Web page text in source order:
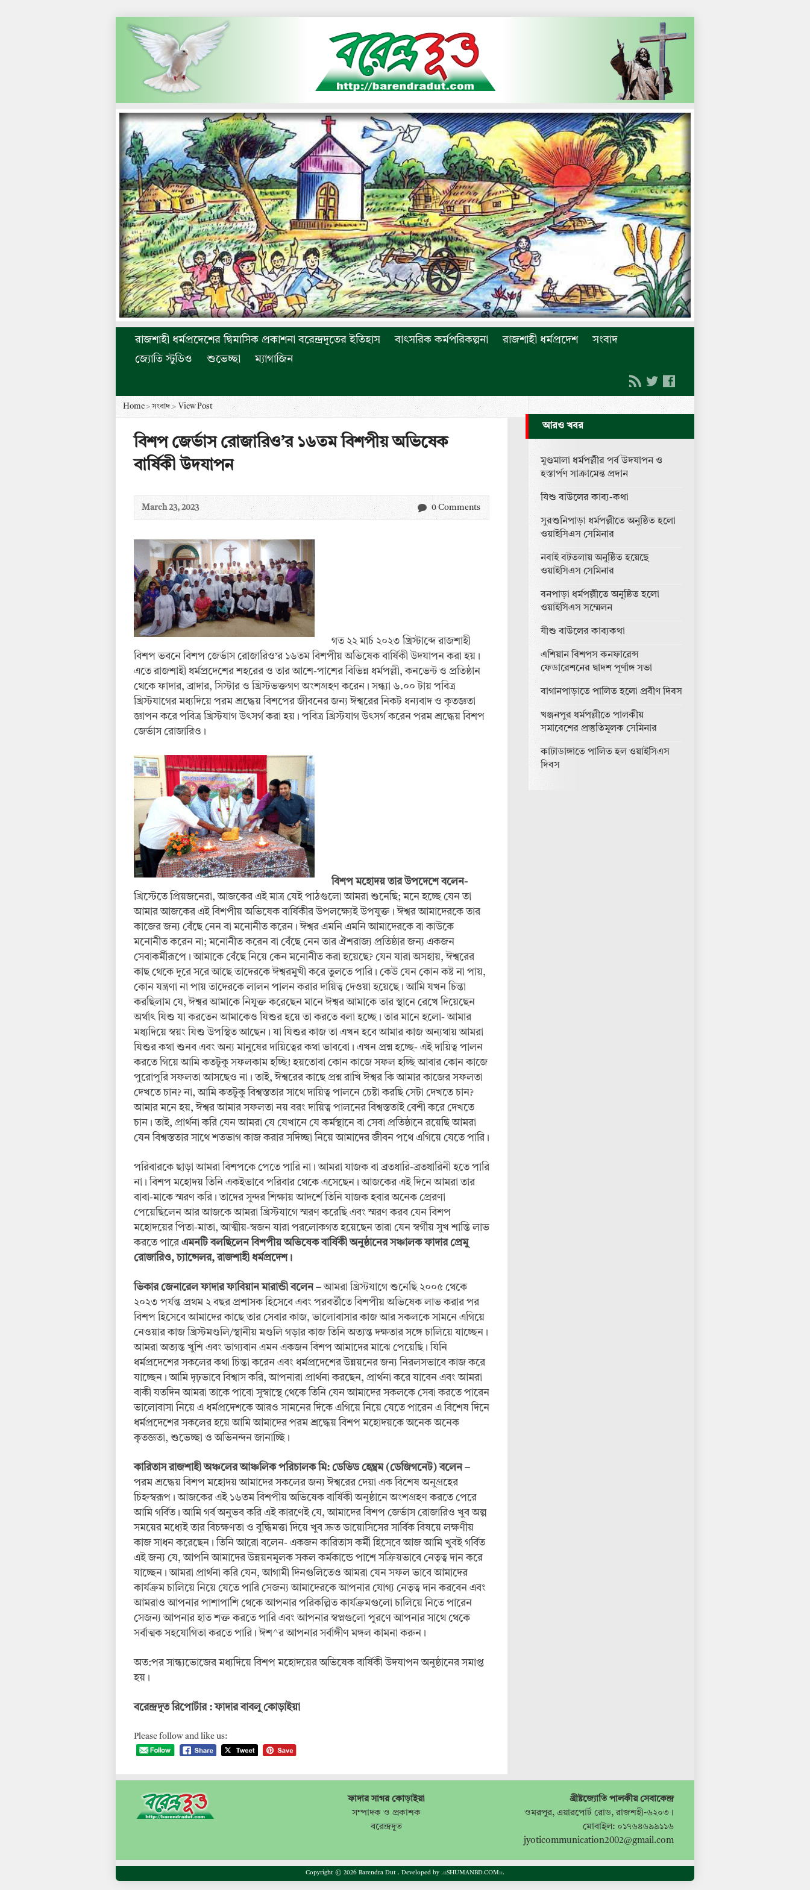
রাজশাহী ধর্মপ্রদেশের দ্বিমাসিক প্রকাশনা বরেন্দ্রদূতের ইতিহাস বাৎসরিক কর্মপরিকল্পনা রাজশাহী ধর্মপ্রদেশ
সংবাদ
জ্যোতি স্টুডিও
শুভেচ্ছা ম্যাগাজিন
Home >সংবাদ> View Post
বিশপ জের্ভাস রোজারিও’র ১৬তম বিশপীয় অভিষেক
বার্ষিকী উদযাপন
March 23, 2023 0 Comments
গত ২২ মার্চ ২০২৩ খ্রিস্টাব্দে রাজশাহী
বিশপ ভবনে বিশপ জের্ভাস রোজারিও’র ১৬তম বিশপীয় অভিষেক বার্ষিকী উদযাপন করা হয়।
এতে রাজশাহী ধর্মপ্রদেশের শহরের ও তার আশে-পাশের বিভিন্ন ধর্মপল্লী, কনভেন্ট ও প্রতিষ্ঠান
থেকে ফাদার, ব্রাদার, সিস্টার ও খ্রিস্টভক্তগণ অংশগ্রহণ করেন। সন্ধ্যা ৬.০০ টায় পবিত্র
খ্রিস্টযাগের মধ্যদিয়ে পরম শ্রদ্ধেয় বিশপের জীবনের জন্য ঈশ্বরের নিকট ধন্যবাদ ও কৃতজ্ঞতা
জ্ঞাপন করে পবিত্র খ্রিস্টযাগ উৎসর্গ করা হয়। পবিত্র খ্রিস্টযাগ উৎসর্গ করেন পরম শ্রদ্ধেয় বিশপ
জের্ভাস রোজারিও।
বিশপ মহোদয় তার উপদেশে বলেন-
খ্রিস্টেতে প্রিয়জনেরা, আজকের এই মাত্র যেই পাঠগুলো আমরা শুনেছি; মনে হচ্ছে যেন তা
আমার আজকের এই বিশপীয় অভিষেক বার্ষিকীর উপলক্ষ্যেই উপযুক্ত। ঈশ্বর আমাদেরকে তার
কাজের জন্য বেঁছে নেন বা মনোনীত করেন। ঈশ্বর এমনি এমনি আমাদেরকে বা কাউকে
মনোনীত করেন না; মনোনীত করেন বা বেঁছে নেন তার ঐশরাজ্য প্রতিষ্ঠার জন্য একজন
সেবাকর্মীরূপে। আমাকে বেঁছে নিয়ে কেন মনোনীত করা হয়েছে? যেন যারা অসহায়, ঈশ্বরের
কাছ থেকে দূরে সরে আছে তাদেরকে ঈশ্বরমুখী করে তুলতে পারি। কেউ যেন কোন কষ্ট না পায়,
কোন যন্ত্রণা না পায় তাদেরকে লালন পালন করার দায়িত্ব দেওয়া হয়েছে। আমি যখন চিন্তা
করছিলাম যে, ঈশ্বর আমাকে নিযুক্ত করেছেন মানে ঈশ্বর আমাকে তার স্থানে রেখে দিয়েছেন
অর্থাৎ যিশু যা করতেন আমাকেও যিশুর হয়ে তা করতে বলা হচ্ছে। তার মানে হলো- আমার
মধ্যদিয়ে স্বয়ং যিশু উপস্থিত আছেন। যা যিশুর কাজ তা এখন হবে আমার কাজ অন্যথায় আমরা
যিশুর কথা শুনব এবং অন্য মানুষের দায়িত্বের কথা ভাববো। এখন প্রশ্ন হচ্ছে- এই দায়িত্ব পালন
করতে গিয়ে আমি কতটুকু সফলকাম হচ্ছি! হয়তোবা কোন কাজে সফল হচ্ছি আবার কোন কাজে
পুরোপুরি সফলতা আসছেও না। তাই, ঈশ্বরের কাছে প্রশ্ন রাখি ঈশ্বর কি আমার কাজের সফলতা
দেখতে চান? না, আমি কতটুকু বিশ্বস্ততার সাথে দায়িত্ব পালনে চেষ্টা করছি সেটা দেখতে চান?
আমার মনে হয়, ঈশ্বর আমার সফলতা নয় বরং দায়িত্ব পালনের বিশ্বস্ততাই বেশী করে দেখতে
চান। তাই, প্রার্থনা করি যেন আমরা যে যেখানে যে কর্মস্থানে বা সেবা প্রতিষ্ঠানে রয়েছি আমরা
যেন বিশ্বস্ততার সাথে শতভাগ কাজ করার সদিচ্ছা নিয়ে আমাদের জীবন পথে এগিয়ে যেতে পারি।
পরিবারকে ছাড়া আমরা বিশপকে পেতে পারি না। আমরা যাজক বা ব্রতধারি-ব্রতধারিনী হতে পারি
না। বিশপ মহোদয় তিনি একইভাবে পরিবার থেকে এসেছেন। আজকের এই দিনে আমরা তার
বাবা-মাকে স্মরণ করি। তাদের সুন্দর শিক্ষায় আদর্শে তিনি যাজক হবার অনেক প্রেরণা
পেয়েছিলেন আর আজকে আমরা খ্রিস্টযাগে স্মরণ করেছি এবং স্মরণ করব যেন বিশপ
মহোদয়ের পিতা-মাতা, আত্মীয়-স্বজন যারা পরলোকগত হয়েছেন তারা যেন স্বর্গীয় সুখ শান্তি লাভ
করতে পারে এমনটি বলছিলেন বিশপীয় অভিষেক বার্ষিকী অনুষ্ঠানের সঞ্চালক ফাদার প্রেমু
রোজারিও, চ্যান্সেলর, রাজশাহী ধর্মপ্রদেশ।
ভিকার জেনারেল ফাদার ফাবিয়ান মারান্ডী বলেন –আমরা খ্রিস্টযাগে শুনেছি ২০০৫ থেকে
২০২৩ পর্যন্ত প্রথম ২ বছর প্রশাসক হিসেবে এবং পরবর্তীতে বিশপীয় অভিষেক লাভ করার পর
বিশপ হিসেবে আমাদের কাছে তার সেবার কাজ, ভালোবাসার কাজ আর সকলকে সামনে এগিয়ে
নেওয়ার কাজ খ্রিস্টমণ্ডলি/স্থানীয় মণ্ডলি গড়ার কাজ তিনি অত্যন্ত দক্ষতার সঙ্গে চালিয়ে যাচ্ছেন।
আমরা অত্যন্ত খুশি এবং ভাগ্যবান এমন একজন বিশপ আমাদের মাঝে পেয়েছি। যিনি
ধর্মপ্রদেশের সকলের কথা চিন্তা করেন এবং ধর্মপ্রদেশের উন্নয়নের জন্য নিরলসভাবে কাজ করে
যাচ্ছেন। আমি দৃঢ়ভাবে বিশ্বাস করি, আপনারা প্রার্থনা করছেন, প্রার্থনা করে যাবেন এবং আমরা
বাকী যতদিন আমরা তাকে পাবো সুস্বাস্থে থেকে তিনি যেন আমাদের সকলকে সেবা করতে পারেন
ভালোবাসা নিয়ে এ ধর্মপ্রদেশকে আরও সামনের দিকে এগিয়ে নিয়ে যেতে পারেন এ বিশেষ দিনে
ধর্মপ্রদেশের সকলের হয়ে আমি আমাদের পরম শ্রদ্ধেয় বিশপ মহোদয়কে অনেক অনেক
কৃতজ্ঞতা, শুভেচ্ছা ও অভিনন্দন জানাচ্ছি।
কারিতাস রাজশাহী অঞ্চলের আঞ্চলিক পরিচালক মি: ডেভিড হেম্ব্রম (ডেজিগনেট) বলেন –
পরম শ্রদ্ধেয় বিশপ মহোদয় আমাদের সকলের জন্য ঈশ্বরের দেয়া এক বিশেষ অনুগ্রহের
চিহ্নস্বরূপ। আজকের এই ১৬তম বিশপীয় অভিষেক বার্ষিকী অনুষ্ঠানে অংশগ্রহণ করতে পেরে
আমি গর্বিত। আমি গর্ব অনুভব করি এই কারণেই যে, আমাদের বিশপ জের্ভাস রোজারিও খুব অল্প
সময়ের মধ্যেই তার বিচক্ষণতা ও বুদ্ধিমত্তা দিয়ে খুব দ্রুত ডায়োসিসের সার্বিক বিষয়ে লক্ষণীয়
কাজ সাধন করেছেন। তিনি আরো বলেন- একজন কারিতাস কর্মী হিসেবে আজ আমি খুবই গর্বিত
এই জন্য যে, আপনি আমাদের উন্নয়নমূলক সকল কর্মকান্ডে পাশে সক্রিয়ভাবে নেতৃত্ব দান করে
যাচ্ছেন। আমরা প্রার্থনা করি যেন, আগামী দিনগুলিতেও আমরা যেন সফল ভাবে আমাদের
কার্যক্রম চালিয়ে নিয়ে যেতে পারি সেজন্য আমাদেরকে আপনার যোগ্য নেতৃত্ব দান করবেন এবং
আমরাও আপনার পাশাপাশি থেকে আপনার পরিকল্পিত কার্যক্রমগুলো চালিয়ে নিতে পারেন
সেজন্য আপনার হাত শক্ত করতে পারি এবং আপনার স্বপ্নগুলো পূরণে আপনার সাথে থেকে
সর্বাত্মক সহযোগিতা করতে পারি। ঈশ^র আপনার সর্বাঙ্গীণ মঙ্গল কামনা করুন।
অত:পর সান্ধ্যভোজের মধ্যদিয়ে বিশপ মহোদয়ের অভিষেক বার্ষিকী উদযাপন অনুষ্ঠানের সমাপ্ত
হয়।
বরেন্দ্রদূত রিপোর্টার : ফাদার বাবলু কোড়াইয়া
Please follow and like us:
আরও খবর
মুণ্ডমালা ধর্মপল্লীর পর্ব উদযাপন ও
হস্তার্পণ সাক্রামেন্ত প্রদান
যিশু বাউলের কাব্য-কথা
সুরশুনিপাড়া ধর্মপল্লীতে অনুষ্ঠিত হলো
ওয়াইসিএস সেমিনার
নবাই বটতলায় অনুষ্ঠিত হয়েছে
ওয়াইসিএস সেমিনার
বনপাড়া ধর্মপল্লীতে অনুষ্ঠিত হলো
ওয়াইসিএস সম্মেলন
যীশু বাউলের কাব্যকথা
এশিয়ান বিশপস কনফারেন্স
ফেডারেশনের দ্বাদশ পূর্ণাঙ্গ সভা
বাগানপাড়াতে পালিত হলো প্রবীণ দিবস
খঞ্জনপুর ধর্মপল্লীতে পালকীয়
সমাবেশের প্রস্তুতিমূলক সেমিনার
কাটাডাঙ্গাতে পালিত হল ওয়াইসিএস
দিবস
ফাদার সাগর কোড়াইয়া
সম্পাদক ও প্রকাশক
বরেন্দ্রদূত
খ্রীষ্টজ্যোতি পালকীয় সেবাকেন্দ্র
ওমরপুর, এয়ারপোর্ট রোড, রাজশহী-৬২০৩।
মোবাইল: ০১৭৬৪৬৯৯১১৬
jyoticommunication2002@gmail.com
Copyright © 2026 Barendra Dut . Developed by .::SHUMANBD.COM::.